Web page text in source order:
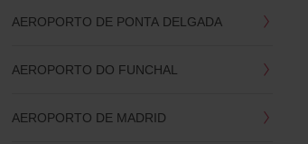
AEROPORTO DE PONTA DELGADA
AEROPORTO DO FUNCHAL
AEROPORTO DE MADRID